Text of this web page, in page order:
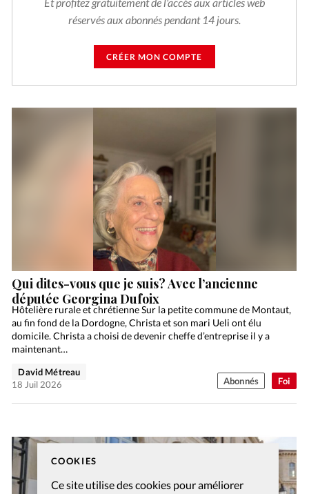
COOKIES
Ce site utilise des cookies pour améliorer
réservés aux abonnés pendant 14 jours.
CRÉER MON COMPTE
Foi
Qui dites-vous que je suis? Avec l’ancienne
députée Georgina Dufoix
Hôtelière rurale et chrétienne Sur la petite commune de Montaut,
au fin fond de la Dordogne, Christa et son mari Ueli ont élu
domicile. Christa a choisi de devenir cheffe d’entreprise il y a
maintenant…
David Métreau
18 Juil 2026
Abonnés